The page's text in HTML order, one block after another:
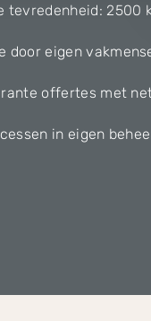
tevredenheid: 2500
door eigen
offertes met
in eigen